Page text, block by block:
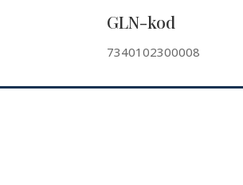
GLN-kod
7340102300008